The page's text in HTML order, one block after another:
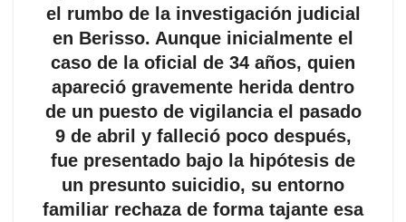
el rumbo de la investigación judicial
en Berisso. Aunque inicialmente el
caso de la oficial de 34 años, quien
apareció gravemente herida dentro
de un puesto de vigilancia el pasado
9 de abril y falleció poco después,
fue presentado bajo la hipótesis de
un presunto suicidio, su entorno
familiar rechaza de forma tajante esa